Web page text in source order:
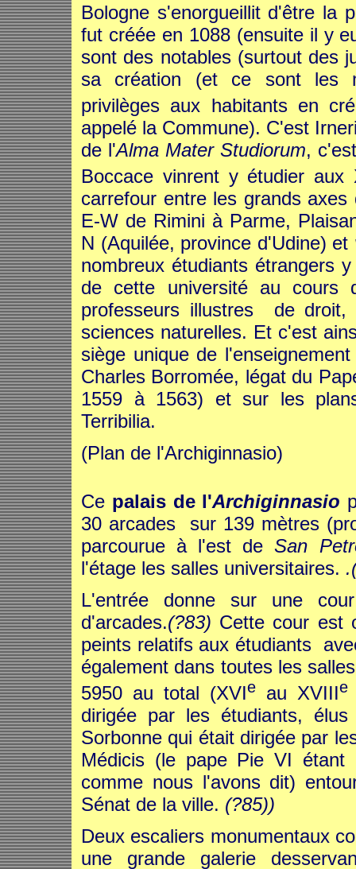
Bologne s'enorgueillit d'être la
fut créée en 1088 (ensuite il y
sont des notables (surtout des
sa création (et ce sont les
privilèges aux habitants en
appelé la Commune). C'est
de l'Alma Mater Studiorum,
Boccace vinrent y étudier aux
carrefour entre les grands
E-W de Rimini à Parme,
N (Aquilée, province d'Udine) et
nombreux étudiants étrangers
de cette université au
professeurs illustres de droit,
sciences naturelles. Et c'est
siège unique de
Charles Borromée, légat du
1559 à 1563) et sur les
Terribilia.
(Plan de l'Archiginnasio)
Ce palais de l'Archiginnasio
30 arcades sur 139 mètres
parcourue à l'est deSan
l'étage les salles universitaires.
L'entrée donne sur une
d'arcades.(?83) Cette cour est
peints relatifs aux étudiants
également dans toutes les
5950 au total (XVIeau XVIIIe
dirigée par les étudiants,
Sorbonne qui était dirigée par
Médicis (le pape Pie VI étant
comme nous l'avons dit)
Sénat de la ville. (?85))
Deux escaliers monumentaux
une grande galerie